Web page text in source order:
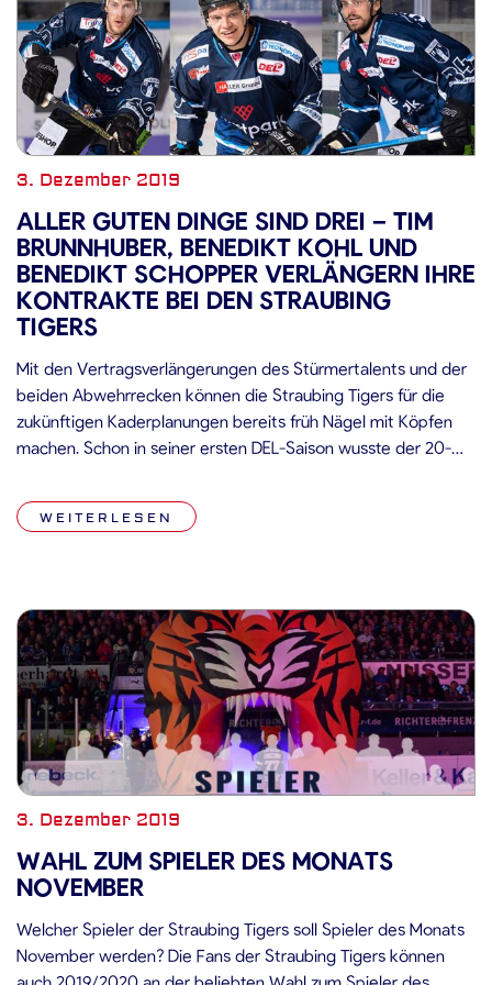
3. Dezember 2019
ALLER GUTEN DINGE SIND DREI – TIM
BRUNNHUBER, BENEDIKT KOHL UND
BENEDIKT SCHOPPER VERLÄNGERN IHRE
KONTRAKTE BEI DEN STRAUBING
TIGERS
Mit den Vertragsverlängerungen des Stürmertalents und der
beiden Abwehrrecken können die Straubing Tigers für die
zukünftigen Kaderplanungen bereits früh Nägel mit Köpfen
machen. Schon in seiner ersten DEL-Saison wusste der 20-
sieben Scorerpunkten aus 23 Partien einen wichtigen Faktor
für die derzeitige Ausgeglichenheit der „Abteilung Attacke“
WEITERLESEN
3. Dezember 2019
WAHL ZUM SPIELER DES MONATS
NOVEMBER
Welcher Spieler der Straubing Tigers soll Spieler des Monats
November werden? Die Fans der Straubing Tigers können